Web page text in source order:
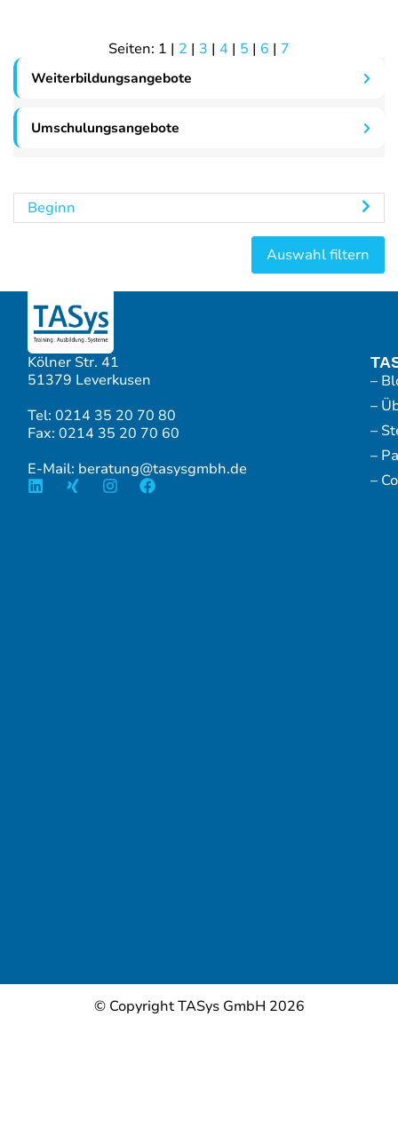
Seiten: 1 | 2 | 3 | 4 | 5 | 6 | 7
Weiterbildungsangebote
Umschulungsangebote
Beginn
Kölner Str. 41
51379 Leverkusen
Tel: 0214 35 20 70 80
Fax: 0214 35 20 70 60
E-Mail: beratung@tasysgmbh.de
–
–
–
–
–
© Copyright TASys GmbH 2026